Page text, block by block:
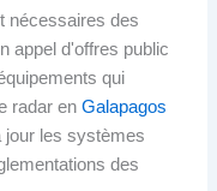
nécessaires des
appel d'offres public
qui
radar enGalapagos
jour les systèmes
des